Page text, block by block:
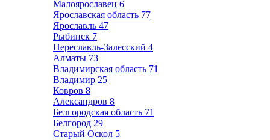
Малоярославец 6
Ярославская область 77
Ярославль 47
Рыбинск 7
Переславль-Залесский 4
Алматы 73
Владимирская область 71
Владимир 25
Ковров 8
Александров 8
Белгородская область 71
Белгород 29
Старый Оскол 5